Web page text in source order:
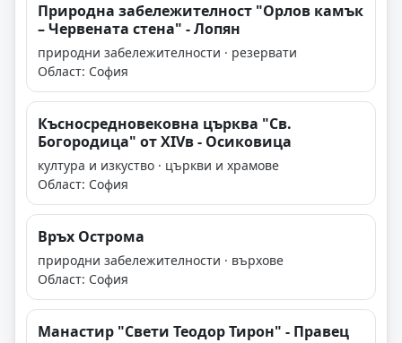
Природна забележителност "Орлов камък
– Червената стена" - Лопян
природни забележителности · резервати
Област: София
Късносредновековна църква "Св.
Богородица" от ХІVв - Осиковица
култура и изкуство · църкви и храмове
Област: София
Връх Острома
природни забележителности · върхове
Област: София
Манастир "Свети Теодор Тирон" - Правец